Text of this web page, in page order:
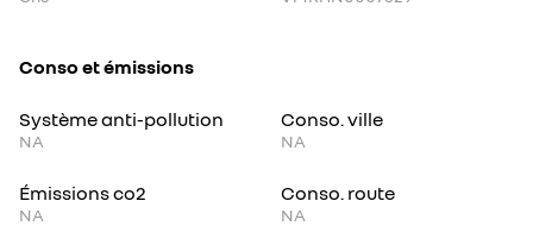
Conso et émissions
Système anti-pollution
NA
Conso. ville
NA
Émissions co2
NA
Conso. route
NA